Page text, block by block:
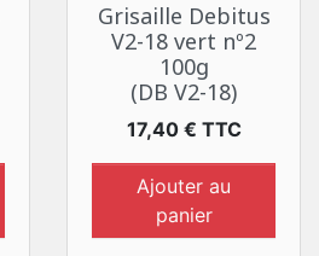
Grisaille Debitus
V2-18 vert nº2
100g
(DB V2-18)
Prix
17,40 € TTC
Ajouter au
panier